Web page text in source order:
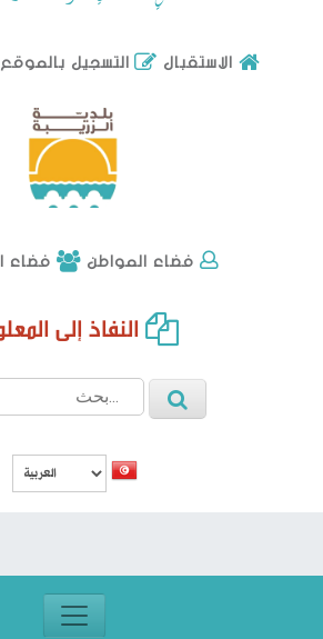
الاستقبال التسجيل بالموقع
فضاء المواطن
معرف تسجيل الدخول
وضع بتاريخ: 09/11